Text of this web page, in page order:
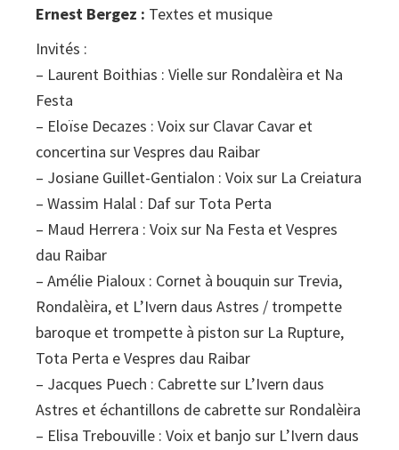
Ernest Bergez : Textes et musique
Invités :
– Laurent Boithias : Vielle sur Rondalèira et Na
Festa
– Eloïse Decazes : Voix sur Clavar Cavar et
concertina sur Vespres dau Raibar
– Josiane Guillet-Gentialon : Voix sur La Creiatura
– Wassim Halal : Daf sur Tota Perta
– Maud Herrera : Voix sur Na Festa et Vespres
dau Raibar
– Amélie Pialoux : Cornet à bouquin sur Trevia,
Rondalèira, et L’Ivern daus Astres / trompette
baroque et trompette à piston sur La Rupture,
Tota Perta e Vespres dau Raibar
– Jacques Puech : Cabrette sur L’Ivern daus
Astres et échantillons de cabrette sur Rondalèira
– Elisa Trebouville : Voix et banjo sur L’Ivern daus